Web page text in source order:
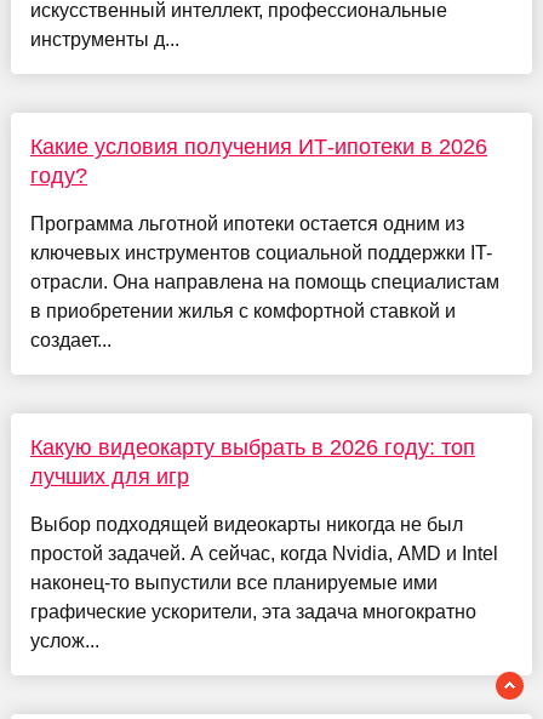
искусственный интеллект, профессиональные
инструменты д...
Какие условия получения ИТ-ипотеки в 2026
году?
Программа льготной ипотеки остается одним из
ключевых инструментов социальной поддержки IT-
отрасли. Она направлена на помощь специалистам
в приобретении жилья с комфортной ставкой и
создает...
Какую видеокарту выбрать в 2026 году: топ
лучших для игр
Выбор подходящей видеокарты никогда не был
простой задачей. А сейчас, когда Nvidia, AMD и Intel
наконец-то выпустили все планируемые ими
графические ускорители, эта задача многократно
услож...